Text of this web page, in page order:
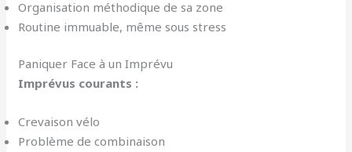
Organisation méthodique de sa zone
Routine immuable, même sous stress
Paniquer Face à un Imprévu
Imprévus courants :
Crevaison vélo
Problème de combinaison